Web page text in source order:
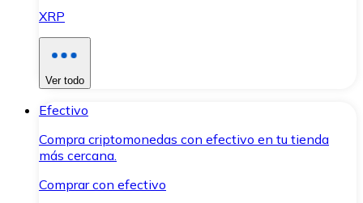
XRP
Ver todo
Efectivo
Compra criptomonedas con efectivo en tu tienda
más cercana.
Comprar con efectivo